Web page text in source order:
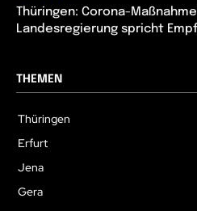
Thüringen: Corona-
Landesregierung spricht
THEMEN
Thüringen
Erfurt
Jena
Gera